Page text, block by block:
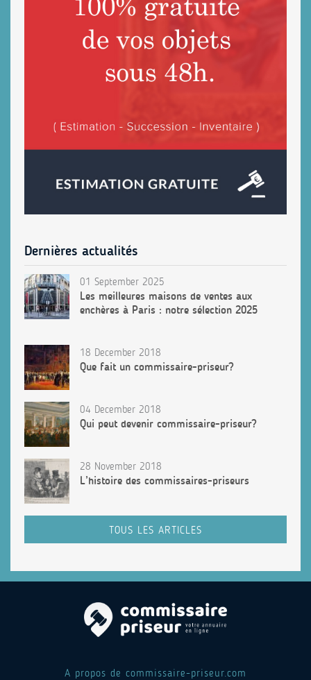
Dernières actualités
01 September 2025
Les meilleures maisons de ventes aux
enchères à Paris : notre sélection 2025
18 December 2018
Que fait un commissaire-priseur?
04 December 2018
Qui peut devenir commissaire-priseur?
28 November 2018
L’histoire des commissaires-priseurs
TOUS LES ARTICLES
A propos de commissaire-priseur.com